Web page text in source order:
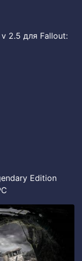
2.5 для Fallout:
Edition